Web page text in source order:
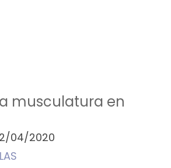
musculatura en
04/2020